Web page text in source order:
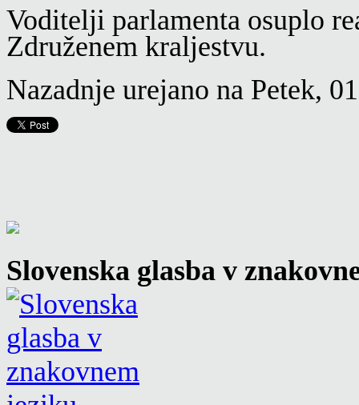
Voditelji parlamenta osuplo
Združenem kraljestvu.
Nazadnje urejano na Petek,
Slovenska glasba v